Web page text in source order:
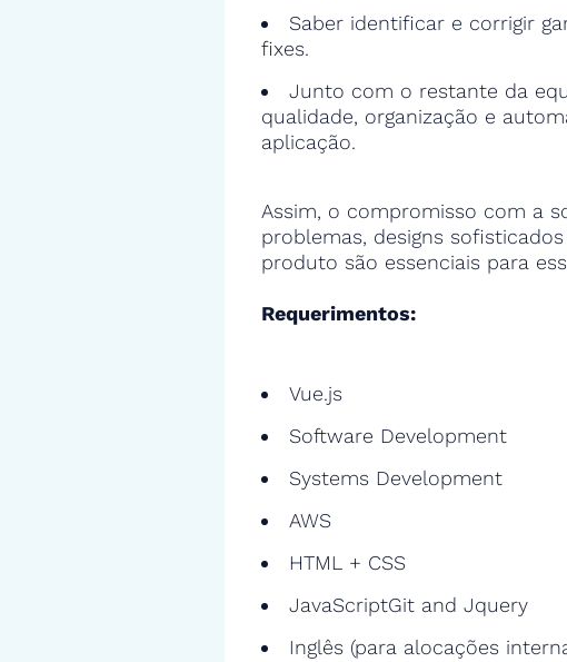
Saber identificar e corrigir
fixes.
Junto com o restante da
qualidade, organização e
aplicação.
Assim, o compromisso com a
problemas, designs
produto são essenciais para
Requerimentos:
Vue.js
Software Development
Systems Development
AWS
HTML + CSS
JavaScriptGit and Jquery
Inglês (para alocações